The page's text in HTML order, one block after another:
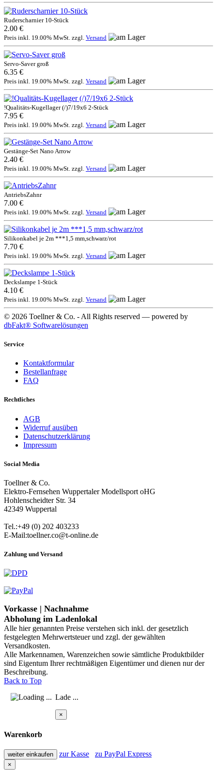
Ruderscharnier 10-Stück
2.00 €
Preis inkl. 19.00% MwSt. zzgl. Versand
Servo-Saver groß
6.35 €
Preis inkl. 19.00% MwSt. zzgl. Versand
!Qualitäts-Kugellager (/)7/19x6 2-Stück
7.95 €
Preis inkl. 19.00% MwSt. zzgl. Versand
Gestänge-Set Nano Arrow
2.40 €
Preis inkl. 19.00% MwSt. zzgl. Versand
AntriebsZahnr
7.00 €
Preis inkl. 19.00% MwSt. zzgl. Versand
Silikonkabel je 2m ***1,5 mm,schwarz/rot
7.70 €
Preis inkl. 19.00% MwSt. zzgl. Versand
Deckslampe 1-Stück
4.10 €
Preis inkl. 19.00% MwSt. zzgl. Versand
© 2026 Toellner & Co. - All Rights reserved — powered by
dbFakt® Softwarelösungen
Service
Kontaktformular
Bestellanfrage
FAQ
Rechtliches
AGB
Widerruf ausüben
Datenschutzerklärung
Impressum
Social Media
Toellner & Co.
Elektro-Fernsehen Wuppertaler Modellsport oHG
Hohlenscheidter Str. 34
42349 Wuppertal
Tel.:+49 (0) 202 403233
E-Mail:toellner.co@t-online.de
Zahlung und Versand
Vorkasse | Nachnahme
Abholung im Ladenlokal
Alle hier genannten Preise verstehen sich inkl. der gesetzlich
festgelegten Mehrwertsteuer und zzgl. der gewählten
Versandkosten.
Alle Markennamen, Warenzeichen sowie sämtliche Produktbilder
sind Eigentum Ihrer rechtmäßigen Eigentümer und dienen nur der
Beschreibung.
Back to Top
Lade ...
×
Warenkorb
weiter einkaufen zur Kasse zu PayPal Express
×